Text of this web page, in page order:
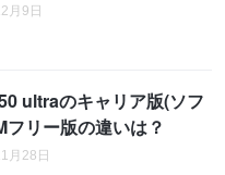
月9日
ultraのキャリア版(ソフ
フリー版の違いは？
月28日